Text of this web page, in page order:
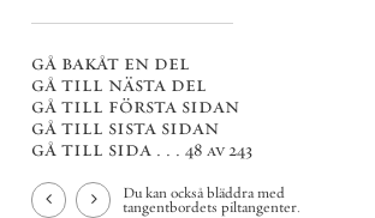
gå bakåt en del
gå till nästa del
gå till första sidan
gå till sista sidan
gå till sida . . . 48 av 243
Du kan också bläddra med
tangentbordets piltangenter.